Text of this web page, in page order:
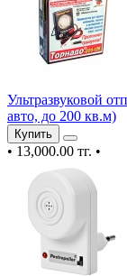
Ультразвуковой
авто, до 200 кв.м)
Купить
• 13,000.00 тг. •